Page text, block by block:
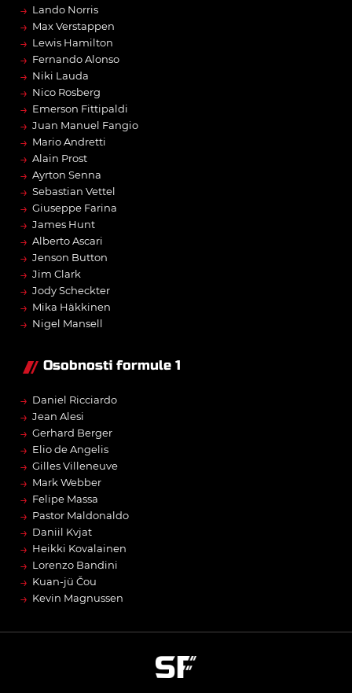
→ Lando Norris
→ Max Verstappen
→ Lewis Hamilton
→ Fernando Alonso
→ Niki Lauda
→ Nico Rosberg
→ Emerson Fittipaldi
→ Juan Manuel Fangio
→ Mario Andretti
→ Alain Prost
→ Ayrton Senna
→ Sebastian Vettel
→ Giuseppe Farina
→ James Hunt
→ Alberto Ascari
→ Jenson Button
→ Jim Clark
→ Jody Scheckter
→ Mika Häkkinen
→ Nigel Mansell
Osobnosti formule 1
→ Daniel Ricciardo
→ Jean Alesi
→ Gerhard Berger
→ Elio de Angelis
→ Gilles Villeneuve
→ Mark Webber
→ Felipe Massa
→ Pastor Maldonaldo
→ Daniil Kvjat
→ Heikki Kovalainen
→ Lorenzo Bandini
→ Kuan-jü Čou
→ Kevin Magnussen